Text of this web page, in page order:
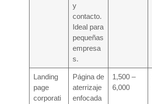
y
contacto.
Ideal para
pequeñas
empresa
s.
Landing
page
corporati
Página de
aterrizaje
enfocada
1,500 –
6,000